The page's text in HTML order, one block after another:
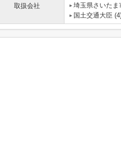
取扱会社
埼玉県さいたま
国土交通大臣